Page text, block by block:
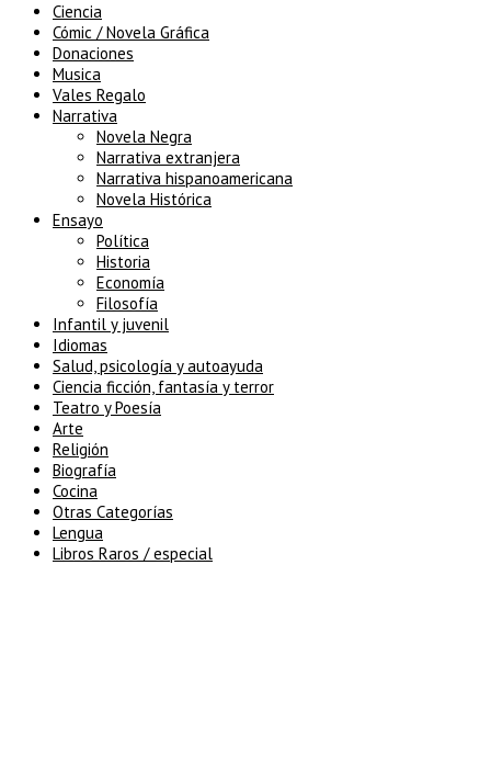
Ciencia
Cómic / Novela Gráfica
Donaciones
Musica
Vales Regalo
Narrativa
Novela Negra
Narrativa extranjera
Narrativa hispanoamericana
Novela Histórica
Ensayo
Política
Historia
Economía
Filosofía
Infantil y juvenil
Idiomas
Salud, psicología y autoayuda
Ciencia ficción, fantasía y terror
Teatro y Poesía
Arte
Religión
Biografía
Cocina
Otras Categorías
Lengua
Libros Raros / especial